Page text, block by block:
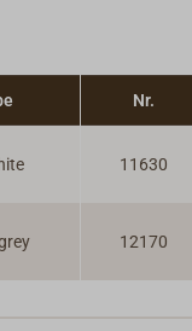
Nr.
11630
12170